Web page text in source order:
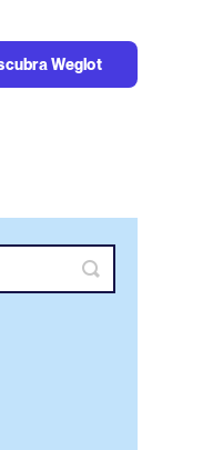
Weglot
Alternar
búsqueda